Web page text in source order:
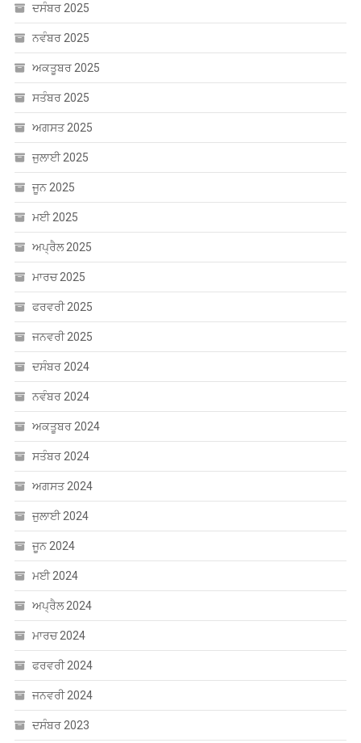
ਦਸੰਬਰ 2025
ਨਵੰਬਰ 2025
ਅਕਤੂਬਰ 2025
ਸਤੰਬਰ 2025
ਅਗਸਤ 2025
ਜੁਲਾਈ 2025
ਜੂਨ 2025
ਮਈ 2025
ਅਪ੍ਰੈਲ 2025
ਮਾਰਚ 2025
ਫਰਵਰੀ 2025
ਜਨਵਰੀ 2025
ਦਸੰਬਰ 2024
ਨਵੰਬਰ 2024
ਅਕਤੂਬਰ 2024
ਸਤੰਬਰ 2024
ਅਗਸਤ 2024
ਜੁਲਾਈ 2024
ਜੂਨ 2024
ਮਈ 2024
ਅਪ੍ਰੈਲ 2024
ਮਾਰਚ 2024
ਫਰਵਰੀ 2024
ਜਨਵਰੀ 2024
ਦਸੰਬਰ 2023